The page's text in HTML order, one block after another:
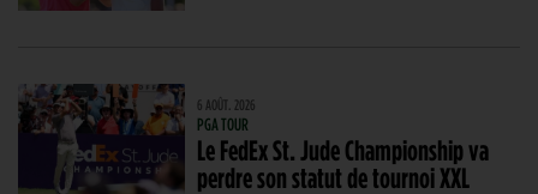
6 AOÛT. 2026
PGA TOUR
Le FedEx St. Jude Championship va
perdre son statut de tournoi XXL